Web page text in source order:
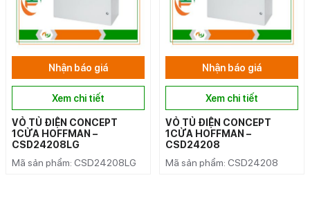
Nhận báo giá
Xem chi tiết
VỎ TỦ ĐIỆN CONCEPT
1CỬA HOFFMAN –
CSD24208LG
Mã sản phẩm: CSD24208LG
Nhận báo giá
Xem chi tiết
VỎ TỦ ĐIỆN CONCEPT
1CỬA HOFFMAN –
CSD24208
Mã sản phẩm: CSD24208